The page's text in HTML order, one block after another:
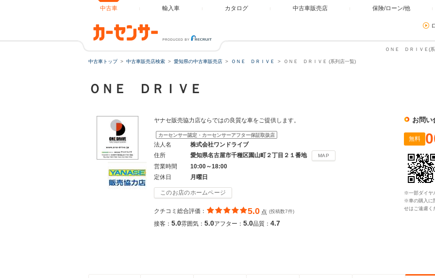
中古車 輸入車 カタログ 中古車販売店 保険/ローン/他
ＯＮＥ ＤＲＩＶＥ(
中古車トップ 中古車販売店検索 愛知県の中古車販売店 ＯＮＥ ＤＲＩＶＥ ＯＮＥ ＤＲＩＶＥ (系列店一覧)
ＯＮＥ ＤＲＩＶＥ
ヤナセ販売協力店ならではの良質な車をご提供します。
カーセンサー認定・カーセンサーアフター保証取扱店
法人名
株式会社ワンドライブ
住所
愛知県名古屋市千種区園山町２丁目２１番地 MAP
営業時間
10:00～18:00
定休日
月曜日
このお店のホームページ
クチコミ総合評価： 5.0 点 (投稿数7件)
接客： 5.0雰囲気： 5.0アフター： 5.0品質： 4.7
お問い
無料
※一部ダイヤ
※車の購入に
せはご遠慮く